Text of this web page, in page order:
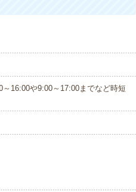
16:00や9:00～17:00までなど時短